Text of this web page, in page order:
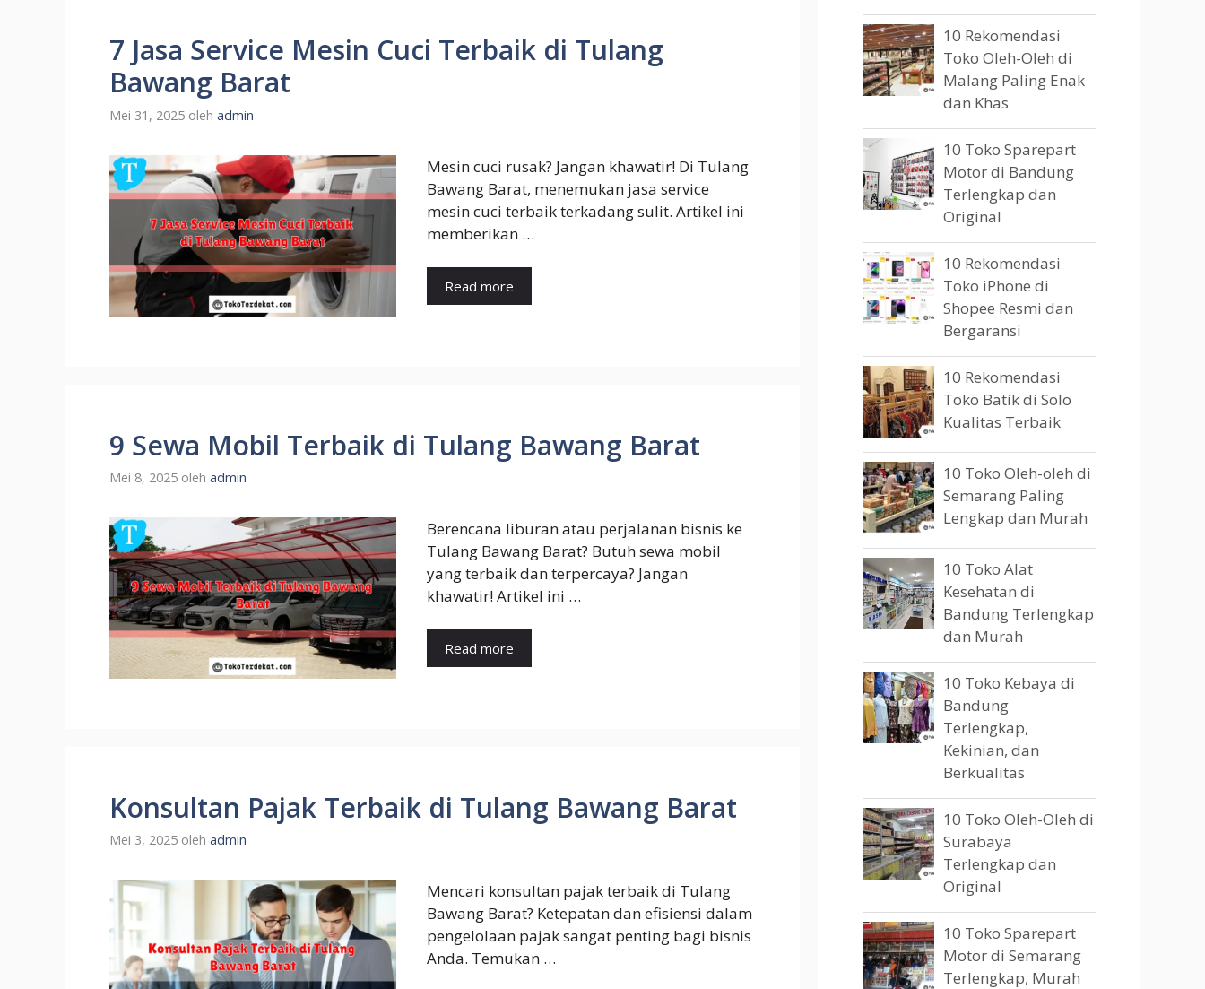
7 Jasa Service Mesin Cuci Terbaik di Tulang
Bawang Barat
Mei 31, 2025 oleh admin
Mesin cuci rusak? Jangan khawatir! Di Tulang
Bawang Barat, menemukan jasa service
mesin cuci terbaik terkadang sulit. Artikel ini
memberikan …
Read more
9 Sewa Mobil Terbaik di Tulang Bawang Barat
Mei 8, 2025 oleh admin
Berencana liburan atau perjalanan bisnis ke
Tulang Bawang Barat? Butuh sewa mobil
yang terbaik dan terpercaya? Jangan
khawatir! Artikel ini …
Read more
Konsultan Pajak Terbaik di Tulang Bawang Barat
Mei 3, 2025 oleh admin
Mencari konsultan pajak terbaik di Tulang
Bawang Barat? Ketepatan dan efisiensi dalam
pengelolaan pajak sangat penting bagi bisnis
Anda. Temukan …
10 Rekomendasi
Toko Oleh-Oleh di
Malang Paling Enak
dan Khas
10 Toko Sparepart
Motor di Bandung
Terlengkap dan
Original
10 Rekomendasi
Toko iPhone di
Shopee Resmi dan
Bergaransi
10 Rekomendasi
Toko Batik di Solo
Kualitas Terbaik
10 Toko Oleh-oleh di
Semarang Paling
Lengkap dan Murah
10 Toko Alat
Kesehatan di
Bandung Terlengkap
dan Murah
10 Toko Kebaya di
Bandung
Terlengkap,
Kekinian, dan
Berkualitas
10 Toko Oleh-Oleh di
Surabaya
Terlengkap dan
Original
10 Toko Sparepart
Motor di Semarang
Terlengkap, Murah